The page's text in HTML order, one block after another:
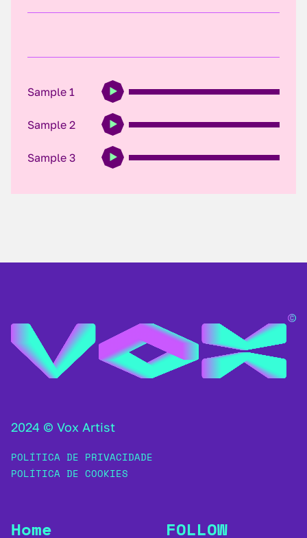
Sample 1
Sample 2
Sample 3
2024 © Vox Artist
POLÍTICA DE PRIVACIDADE
POLÍTICA DE COOKIES
Home FOLLOW